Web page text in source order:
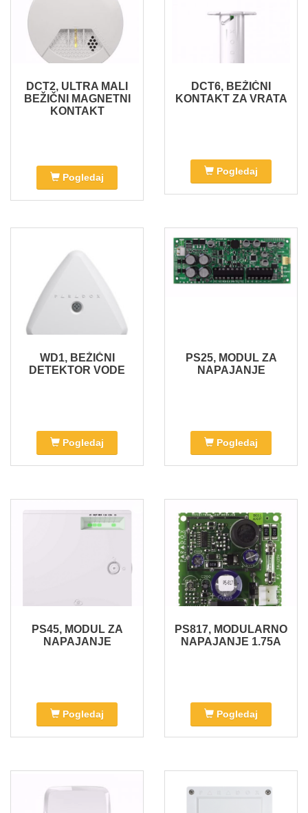
DCT2, ULTRA MALI
BEŽIČNI MAGNETNI
KONTAKT
Pogledaj
DCT6, BEŽIČNI
KONTAKT ZA VRATA
Pogledaj
WD1, BEŽIČNI
DETEKTOR VODE
Pogledaj
PS25, MODUL ZA
NAPAJANJE
Pogledaj
PS45, MODUL ZA
NAPAJANJE
Pogledaj
PS817, MODULARNO
NAPAJANJE 1.75A
Pogledaj